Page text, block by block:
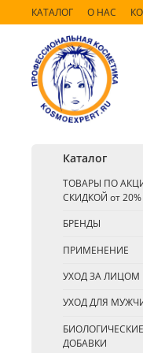
КАТАЛОГ О НАС
Каталог
ТОВАРЫ ПО
СКИДКОЙ от
БРЕНДЫ
ПРИМЕНЕНИЕ
УХОД ЗА ЛИЦОМ
УХОД ДЛЯ
ДОБАВКИ